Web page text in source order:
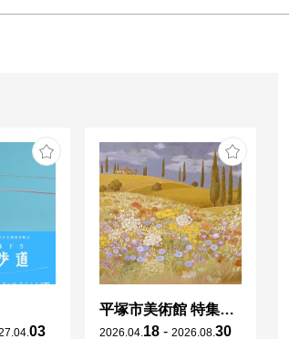
04 03
平塚市美術館 特集展 花の表現、その多様性／特別展示 新収蔵品展
2026 04 18 - 2026 08 30